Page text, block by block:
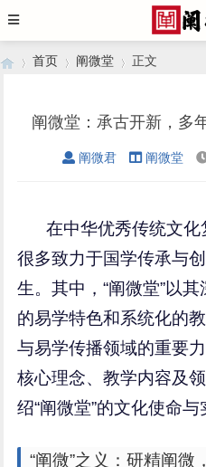
首页 阐微堂 正文
阐微堂：承古开新，多
阐微君 阐微堂
在中华优秀传统文
很多致力于国学传承与
生。其中，“阐微堂”以
的易学特色和系统化的
与易学传播领域的重要
核心理念、教学内容及
绍“阐微堂”的文化使命与
“阐微”之义：研精阐微